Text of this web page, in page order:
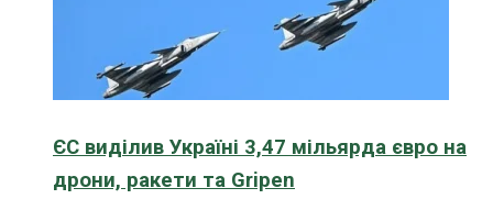
ЄС виділив Україні 3,47 мільярда євро на
дрони, ракети та Gripen